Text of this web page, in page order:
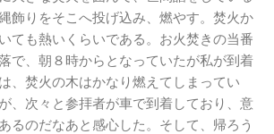
飾りをそこへ投げ込み、燃やす。焚火か
ても熱いくらいである。お火焚きの当番
で、朝８時からとなっていたが私が到着
、焚火の木はかなり燃えてしまってい
、次々と参拝者が車で到着しており、意
るのだなあと感心した。そして、帰ろう